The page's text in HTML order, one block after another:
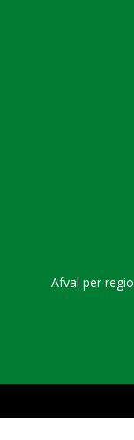
Afval per regio